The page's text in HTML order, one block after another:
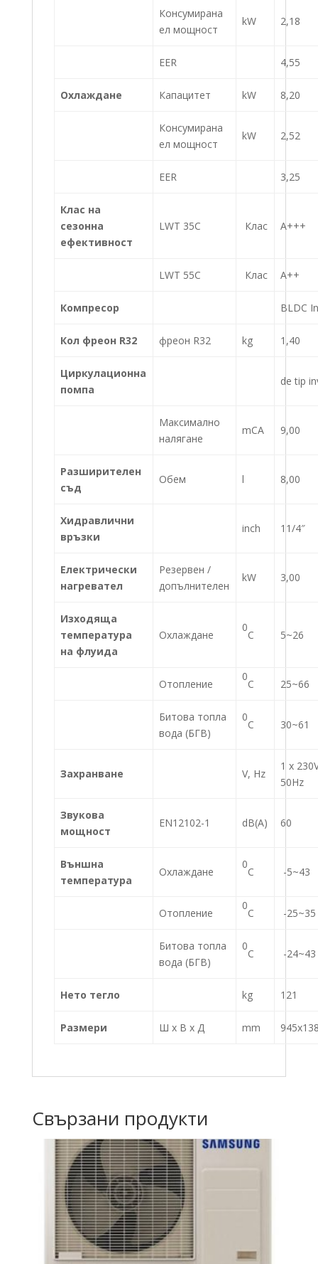
Консумирана
ел мощност
kW 2,18
EER 4,55
Охлаждане Капацитет kW 8,20
Консумирана
ел мощност
kW 2,52
EER 3,25
Клас на
сезонна
ефективност
LWT 35C Клас A+++
LWT 55C Клас A++
Компресор BLDC
Кол фреон R32 фреон R32 kg 1,40
Циркулационна
помпа
de tip
Максимално
налягане
mCA 9,00
Разширителен
съд
Обем l 8,00
Хидравлични
връзки
inch 11/4″
Електрически
нагревател
Резервен /
допълнителен
kW 3,00
Изходяща
температура
на флуида
Охлаждане
0
C 5~26
Отопление
0
C 25~66
Битова топла
вода (БГВ)
0
C 30~61
Захранване V, Hz
1 x
50Hz
Звукова
мощност
EN12102-1 dB(A) 60
Външна
температура
Охлаждане
0
C -5~43
Отопление
0
C -25~35
Битова топла
вода (БГВ)
0
C -24~43
Нето тегло kg 121
Размери Ш x В x Д mm
Свързани продукти